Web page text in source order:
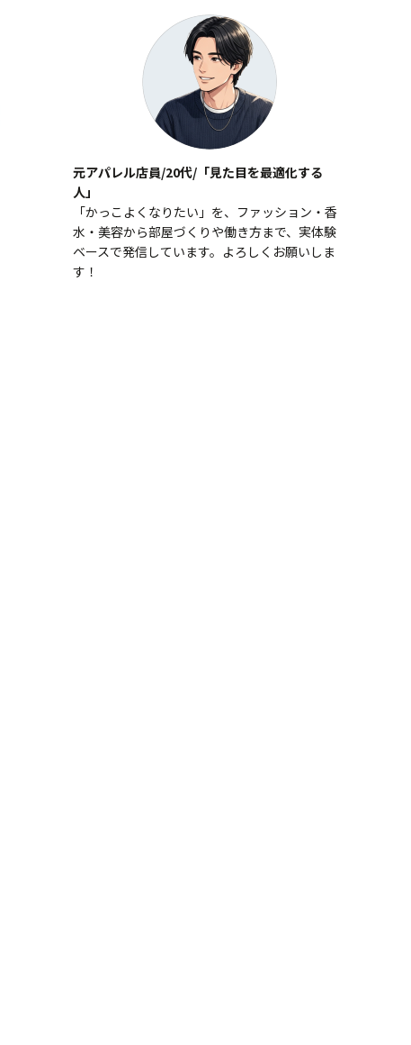
元アパレル店員/20代/「見た目を最適化する
人」
「かっこよくなりたい」を、ファッション・香
水・美容から部屋づくりや働き方まで、実体験
ベースで発信しています。よろしくお願いしま
す！